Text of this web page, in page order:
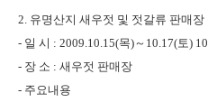
2. 유명산지 새우젓 및 젓갈류 판매장
- 일 시 : 2009.10.15(목)～10.17(토)
- 장 소 : 새우젓 판매장
- 주요내용